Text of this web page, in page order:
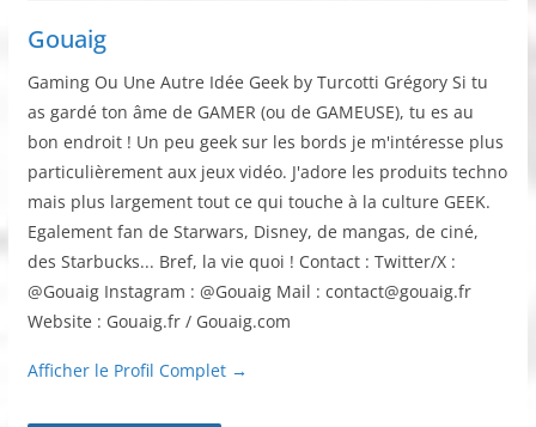
Gouaig
Gaming Ou Une Autre Idée Geek by Turcotti Grégory Si tu
as gardé ton âme de GAMER (ou de GAMEUSE), tu es au
bon endroit ! Un peu geek sur les bords je m'intéresse plus
particulièrement aux jeux vidéo. J'adore les produits techno
mais plus largement tout ce qui touche à la culture GEEK.
Egalement fan de Starwars, Disney, de mangas, de ciné,
des Starbucks... Bref, la vie quoi ! Contact : Twitter/X :
@Gouaig Instagram : @Gouaig Mail : contact@gouaig.fr
Website : Gouaig.fr / Gouaig.com
Afficher le Profil Complet →